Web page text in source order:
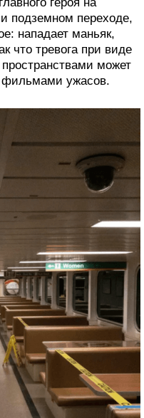
подземном переходе,
нападает маньяк,
что тревога при виде
может
фильмами ужасов.